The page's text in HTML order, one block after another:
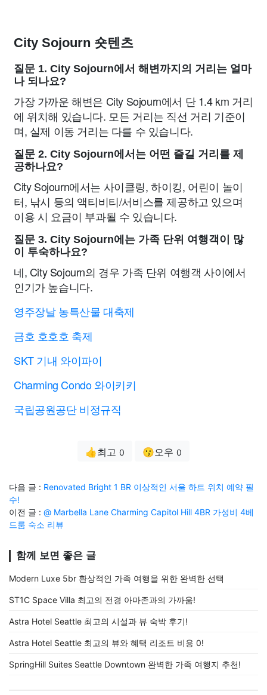
City Sojourn 숏텐츠
질문 1. City Sojourn에서 해변까지의 거리는 얼마
나 되나요?
가장 가까운 해변은 City Sojourn에서 단 1.4 km 거리
에 위치해 있습니다. 모든 거리는 직선 거리 기준이
며, 실제 이동 거리는 다를 수 있습니다.
질문 2. City Sojourn에서는 어떤 즐길 거리를 제
공하나요?
City Sojourn에서는 사이클링, 하이킹, 어린이 놀이
터, 낚시 등의 액티비티/서비스를 제공하고 있으며
이용 시 요금이 부과될 수 있습니다.
질문 3. City Sojourn에는 가족 단위 여행객이 많
이 투숙하나요?
네, City Sojourn의 경우 가족 단위 여행객 사이에서
인기가 높습니다.
영주장날 농특산물 대축제
금호 호호호 축제
SKT 기내 와이파이
Charming Condo 와이키키
국립공원공단 비정규직
👍최고 0 😗오우 0
다음 글 : Renovated Bright 1 BR 이상적인 서울 하트 위치 예약 필
수!
이전 글 : @ Marbella Lane Charming Capitol Hill 4BR 가성비 4베
드룸 숙소 리뷰
함께 보면 좋은 글
Modern Luxe 5br 환상적인 가족 여행을 위한 완벽한 선택
ST1C Space Villa 최고의 전경 아마존과의 가까움!
Astra Hotel Seattle 최고의 시설과 뷰 숙박 후기!
Astra Hotel Seattle 최고의 뷰와 혜택 리조트 비용 0!
SpringHill Suites Seattle Downtown 완벽한 가족 여행지 추천!